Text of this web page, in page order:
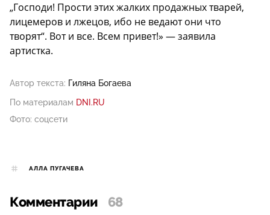
„Господи! Прости этих жалких продажных тварей,
лицемеров и лжецов, ибо не ведают они что
творят“. Вот и все. Всем привет!» — заявила
артистка.
Автор текста: Гиляна Богаева
По материалам DNI.RU
Фото: соцсети
АЛЛА ПУГАЧЕВА
Комментарии 68